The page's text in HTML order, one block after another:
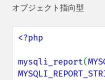
オブジェクト指向型
<?php
mysqli_report(